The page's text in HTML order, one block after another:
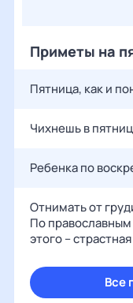
Приметы на
Пятница, как и
Чихнешь в
Ребенка по
Отнимать от
По
этого –
Все